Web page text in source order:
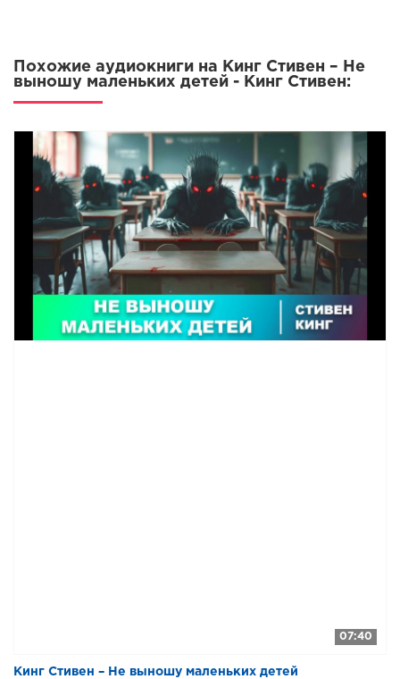
Похожие аудиокниги на Кинг Стивен – Не
выношу маленьких детей - Кинг Стивен:
07:40
Кинг Стивен – Не выношу маленьких детей